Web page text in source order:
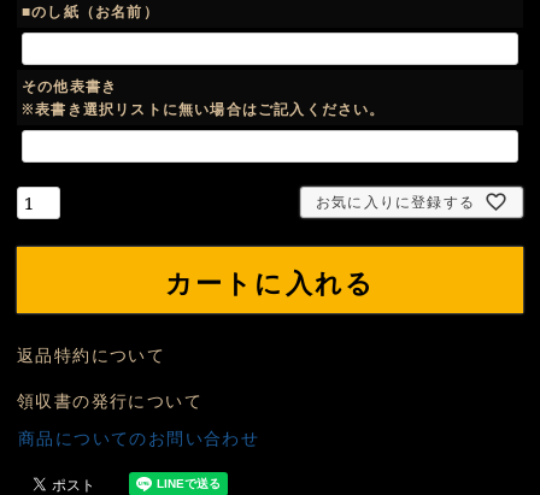
)
■のし紙（お名前）
その他表書き
※表書き選択リストに無い場合はご記入ください。
お気に入りに登録する
カートに入れる
返品特約について
領収書の発行について
商品についてのお問い合わせ